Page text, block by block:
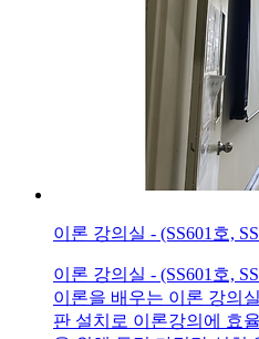
이론 강의실 - (SS601호,
이론 강의실 - (SS601호,
이론을 배우는 이론 강의
판 설치로 이론강의에 효